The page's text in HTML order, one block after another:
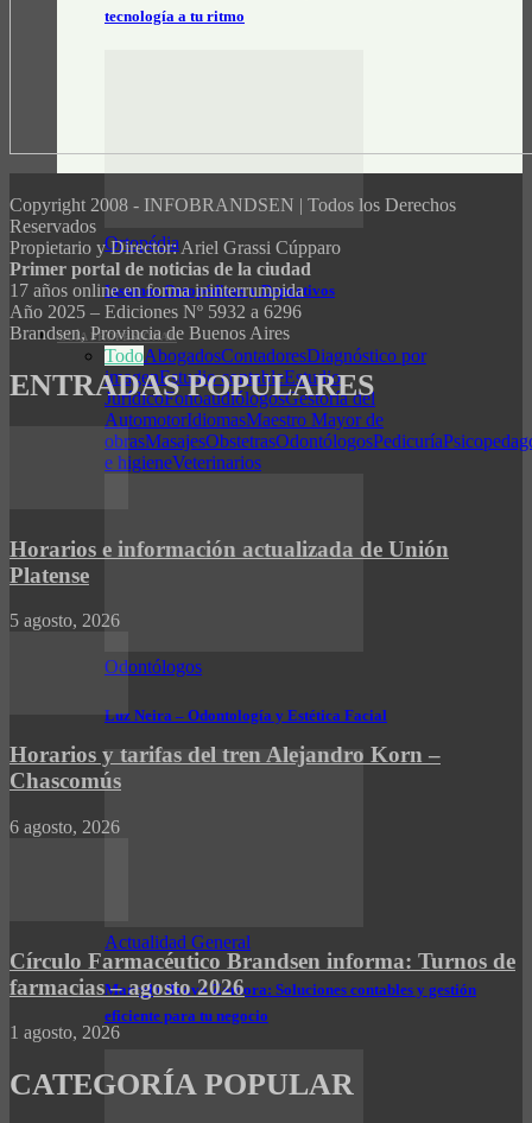
tecnología a tu ritmo
Ortopédia
Insumos Ortopédicos y Deportivos
GUÍA PROFESIONAL
TodoAbogadosContadoresDiagnóstico por
imagenEstudio contableEstudio
JurídicoFonoaudiólogosGestoría del
AutomotorIdiomasMaestro Mayor de
obrasMasajesObstetrasOdontólogosPedicuría
e higieneVeterinarios
Odontólogos
Luz Neira – Odontología y Estética Facial
Actualidad General
Marcelo Bravo Zamora: Soluciones contables y gestión
eficiente para tu negocio
Copyright 2008 - INFOBRANDSEN | Todos los Derechos
Reservados
Propietario y Director: Ariel Grassi Cúpparo
Primer portal de noticias de la ciudad
17 años online en forma ininterrumpida
Año 2025 – Ediciones Nº 5932 a 6296
Brandsen, Provincia de Buenos Aires
ENTRADAS POPULARES
Horarios e información actualizada de Unión
Platense
5 agosto, 2026
Horarios y tarifas del tren Alejandro Korn –
Chascomús
6 agosto, 2026
Círculo Farmacéutico Brandsen informa: Turnos de
farmacias – agosto 2026
1 agosto, 2026
CATEGORÍA POPULAR